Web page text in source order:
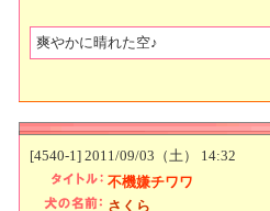
爽やかに晴れた空♪
[4540-1] 2011/09/03（土） 14:32
不機嫌チワワ
さくら